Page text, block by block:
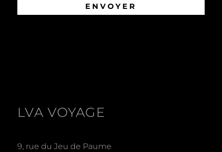
LVA VOYAGE
9, rue du Jeu de Paume